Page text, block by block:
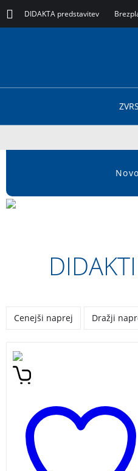
DIDAKTA predstavitev
Cenejši naprej Dražji
Nauči se zavezati svoje
vezalke. Nikovi prijatelji ti
zaveži kar na knjižici. Tako
bodo slike ves čas pred
teboj.